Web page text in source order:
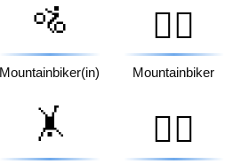
🚵
Mountainbiker(in)
🚵‍♂️
Mountainbiker
🤸 🤸‍♂️